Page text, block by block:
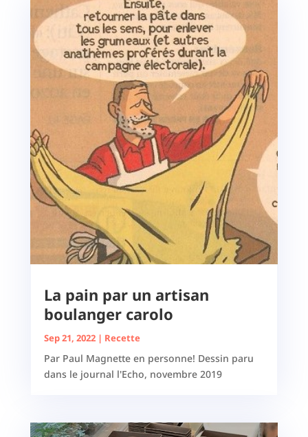
La pain par un artisan
boulanger carolo
Sep 21, 2022| Recette
Par Paul Magnette en personne! Dessin paru
dans le journal l'Echo, novembre 2019